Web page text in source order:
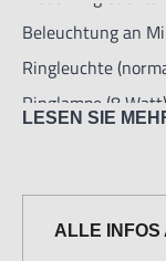
Beleuchtung an
Ringleuchte
Ringlampe (8
Ringleuchten
LESEN SIE
ALLE INFOS